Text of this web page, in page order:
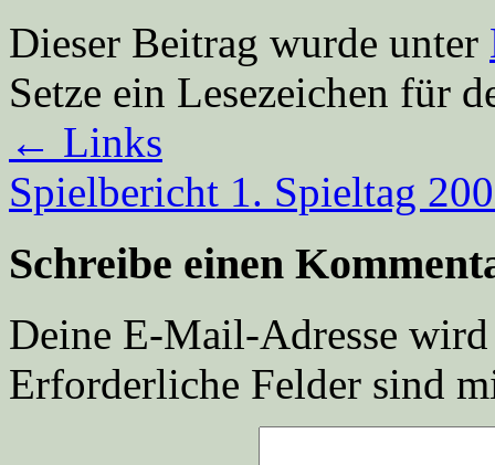
Dieser Beitrag wurde unter
Setze ein Lesezeichen für
← Links
Spielbericht 1. Spieltag
Schreibe einen
Deine E-Mail-Adresse
Erforderliche Felder sind